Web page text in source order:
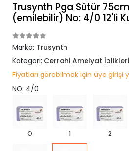
Trusynth Pga Sütür
(emilebilir) No: 4/0 12'li
Marka: Trusynth
Kategori: Cerrahi Amelyat
Fiyatları görebilmek için üye girişi
NO: 4/0
O 1 2